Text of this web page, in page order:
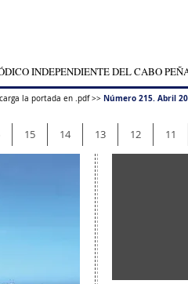
INDEPENDIENTE DEL CABO
la portada en .pdf >> Número 215. Abril
15 14 13 12 11